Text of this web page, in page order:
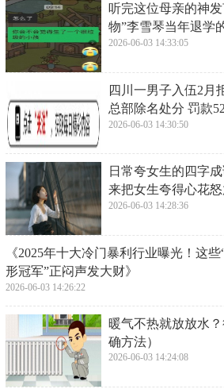
听完这位母亲的神
物”李雪琴当年退学
2026-06-03 14:33:05
四川一男子入伍2月
总部除名处分 罚款
2026-06-03 14:30:50
日常夸女生的四字
来把女生夸得心花怒
2026-06-03 14:28:36
《2025年十大冷门暴利行业曝光！这些
形冠军”正闷声发大财》
2026-06-03 14:26:22
暖气不热就放放水
确方法）
2026-06-03 14:24:08